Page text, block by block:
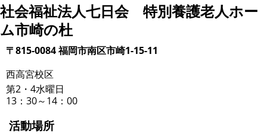
社会福祉法人七日会 特別養護老人ホー
ム市崎の杜
〒815-0084 福岡市南区市崎1-15-11
西高宮校区
第2・4水曜日
13：30～14：00
活動場所